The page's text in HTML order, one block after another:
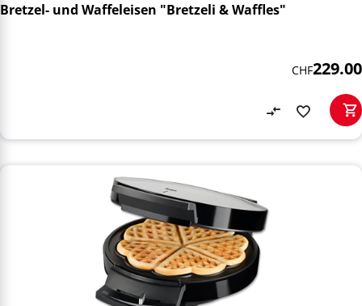
Bretzel- und Waffeleisen "Bretzeli & Waffles"
CHF229.00